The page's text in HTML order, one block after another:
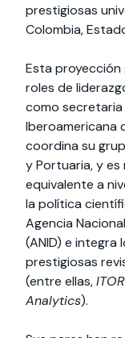
prestigiosas
Colombia,
Esta proyección
roles de
como
Iberoamericana
coordina su
y Portuaria, y
equivalente a
la política
Agencia
(ANID) e integra
prestigiosas
(entre ellas,ITOR
Analytics).